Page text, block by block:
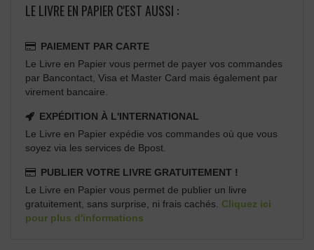
LE LIVRE EN PAPIER C'EST AUSSI :
PAIEMENT PAR CARTE
Le Livre en Papier vous permet de payer vos commandes
par Bancontact, Visa et Master Card mais également par
virement bancaire.
EXPÉDITION À L'INTERNATIONAL
Le Livre en Papier expédie vos commandes où que vous
soyez via les services de Bpost.
PUBLIER VOTRE LIVRE GRATUITEMENT !
Le Livre en Papier vous permet de publier un livre
gratuitement, sans surprise, ni frais cachés. Cliquez ici
pour plus d'informations